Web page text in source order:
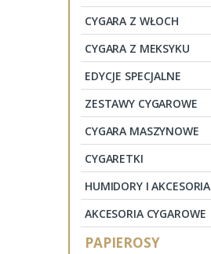
CYGARA Z WŁOCH
CYGARA Z MEKSYKU
EDYCJE SPECJALNE
ZESTAWY CYGAROWE
CYGARA MASZYNOWE
CYGARETKI
HUMIDORY I AKCESORIA
AKCESORIA CYGAROWE
PAPIEROSY